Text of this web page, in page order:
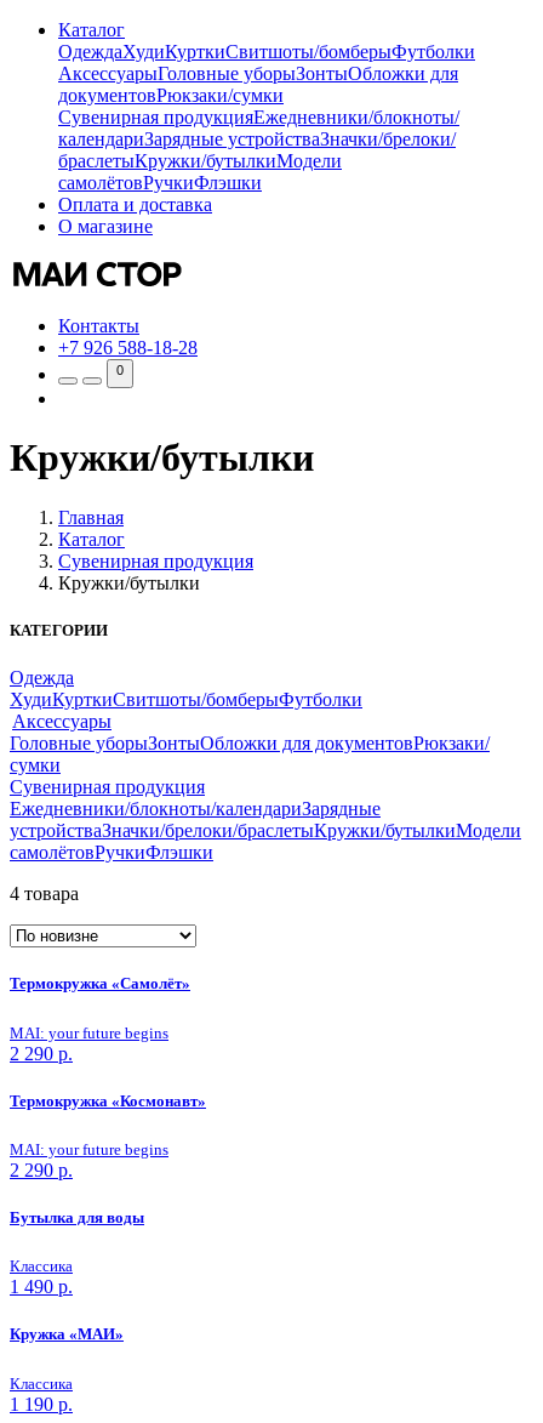
Каталог
ОдеждаХудиКурткиСвитшоты/бомберыФутболки
АксессуарыГоловные уборыЗонтыОбложки для
документовРюкзаки/сумки
Сувенирная продукцияЕжедневники/блокноты/
календариЗарядные устройстваЗначки/брелоки/
браслетыКружки/бутылкиМодели
самолётовРучкиФлэшки
Оплата и доставка
О магазине
Контакты
+7 926 588-18-28
0
Кружки/бутылки
Главная
Каталог
Сувенирная продукция
Кружки/бутылки
КАТЕГОРИИ
Одежда
ХудиКурткиСвитшоты/бомберыФутболки
Аксессуары
Головные уборыЗонтыОбложки для документовРюкзаки/
сумки
Сувенирная продукция
Ежедневники/блокноты/календариЗарядные
устройстваЗначки/брелоки/браслетыКружки/бутылкиМодели
самолётовРучкиФлэшки
4 товара
Термокружка «Самолёт»
MAI: your future begins
2 290 р.
Термокружка «Космонавт»
MAI: your future begins
2 290 р.
Бутылка для воды
Классика
1 490 р.
Кружка «МАИ»
Классика
1 190 р.